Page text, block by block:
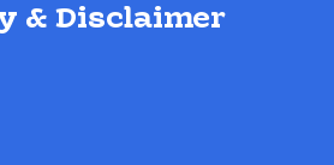
& Disclaimer